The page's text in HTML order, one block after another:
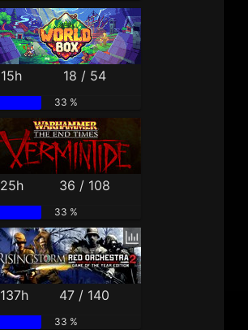
15h 18 / 54
33 %
25h 36 / 108
33 %
137h 47 / 140
33 %